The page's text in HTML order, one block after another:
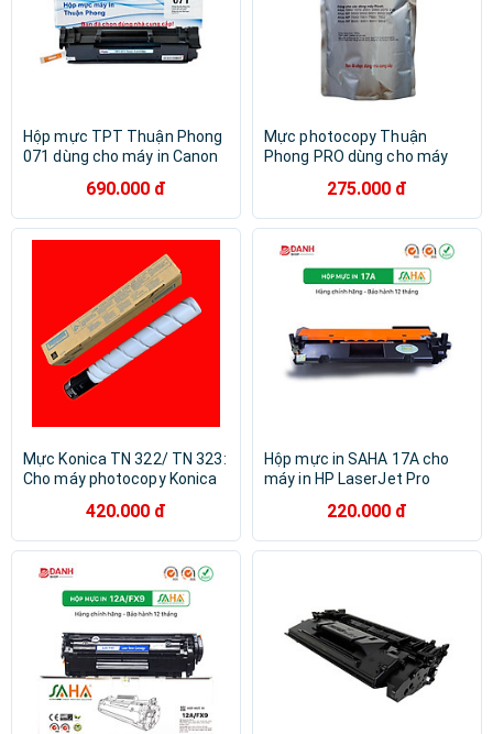
Hộp mực TPT Thuận Phong
071 dùng cho máy in Canon
270 series - Hàng Chính
Hãng
690.000 đ
Mực photocopy Thuận
Phong PRO dùng cho máy
2051/ 2060/ 2075/ MP
5500/ 6000/ 6001/ 6002/
7502/ 8000/ 8001/ 9001/
9002 - Hàng Chính Hãng
275.000 đ
Mực Konica TN 322/ TN 323:
Cho máy photocopy Konica
367 / 224 / 284 / 364 ( Hàng
nhập khẩu )
420.000 đ
Hộp mực in SAHA 17A cho
máy in HP LaserJet Pro
Hàng chính hãng
220.000 đ